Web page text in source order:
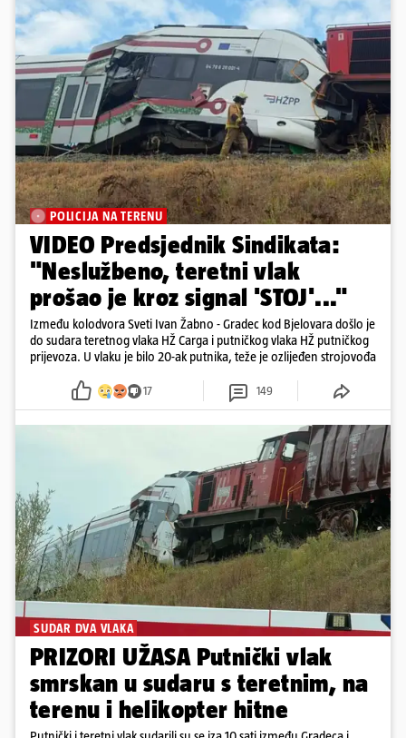
POLICIJA NA TERENU
VIDEO Predsjednik Sindikata:
"Neslužbeno, teretni vlak
prošao je kroz signal 'STOJ'..."
Između kolodvora Sveti Ivan Žabno - Gradec kod Bjelovara došlo je
do sudara teretnog vlaka HŽ Carga i putničkog vlaka HŽ putničkog
prijevoza. U vlaku je bilo 20-ak putnika, teže je ozlijeđen strojovođa
17 149
SUDAR DVA VLAKA
PRIZORI UŽASA Putnički vlak
smrskan u sudaru s teretnim, na
terenu i helikopter hitne